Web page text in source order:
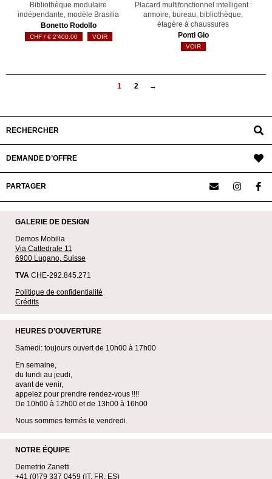
Bibliothèque modulaire
indépendante, modèle Brasilia
Bonetto Rodolfo
€2'400.00 VOIR
Placard multifonctionnel intelligent :
armoire, bureau, bibliothèque,
étagère à chaussures
Ponti Gio
VOIR
1 2 →
RECHERCHER
DEMANDE D’OFFRE
PARTAGER
GALERIE DE DESIGN
Demos Mobilia
Via Cattedrale 11
6900 Lugano, Suisse
TVA CHE-292.845.271
Politique de confidentialité
Crédits
HEURES D’OUVERTURE
Samedi: toujours ouvert de 10h00 à 17h00
En semaine,
du lundi au jeudi,
avant de venir,
appelez pour prendre rendez-vous !!!!
De 10h00 à 12h00 et de 13h00 à 16h00
Nous sommes fermés le vendredi.
NOTRE ÉQUIPE
Demetrio Zanetti
+41 (0)79 337 0459 (IT, FR, ES)